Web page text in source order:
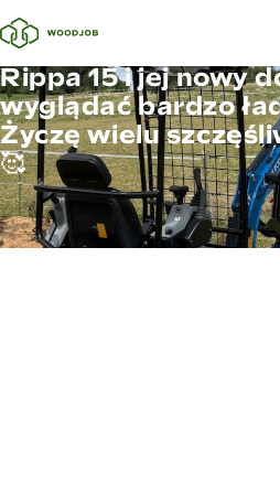
Rippa 15 i jej nowy
wyglądać bardzo
Życzę wielu
🥰